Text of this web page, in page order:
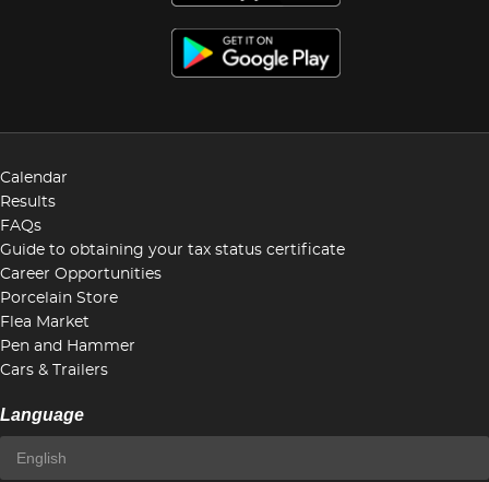
Calendar
Results
FAQs
Guide to obtaining your tax status certificate
Career Opportunities
Porcelain Store
Flea Market
Pen and Hammer
Cars & Trailers
Language